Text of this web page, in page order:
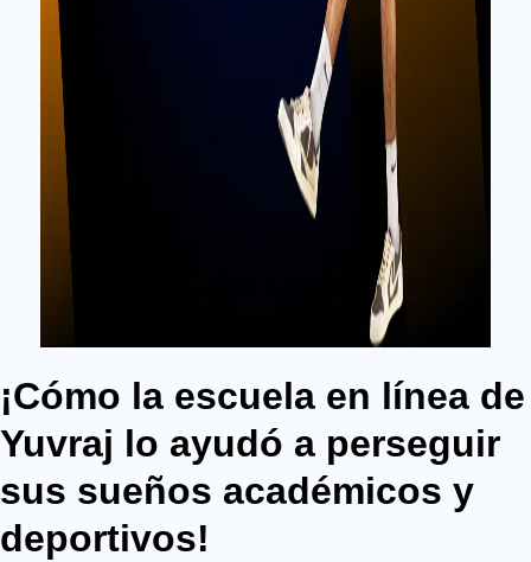
¡Cómo la escuela en línea de
Yuvraj lo ayudó a perseguir
sus sueños académicos y
deportivos!